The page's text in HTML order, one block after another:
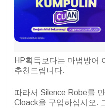
HP획득보다는 마법방어
추천드립니다.
따라서 Silence Robe를
Cloack을 구입하십시오.